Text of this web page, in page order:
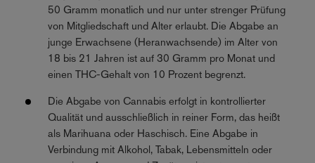
50 Gramm monatlich und nur unter strenger Prüfung
von Mitgliedschaft und Alter erlaubt. Die Abgabe an
junge Erwachsene (Heranwachsende) im Alter von
18 bis 21 Jahren ist auf 30 Gramm pro Monat und
einen THC-Gehalt von 10 Prozent begrenzt.
Die Abgabe von Cannabis erfolgt in kontrollierter
Qualität und ausschließlich in reiner Form, das heißt
als Marihuana oder Haschisch. Eine Abgabe in
Verbindung mit Alkohol, Tabak, Lebensmitteln oder